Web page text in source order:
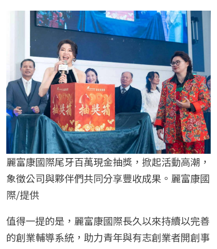
麗富康國際尾牙百萬現金抽獎，掀起活動高潮，
象徵公司與夥伴們共同分享豐收成果。麗富康國
際/提供
值得一提的是，麗富康國際長久以來持續以完善
的創業輔導系統，助力青年與有志創業者開創事